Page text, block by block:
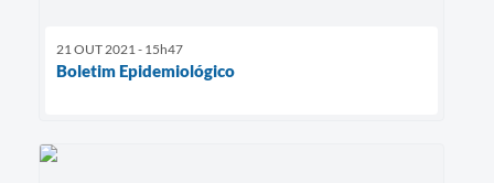
21 OUT 2021 - 15h47
Boletim Epidemiológico